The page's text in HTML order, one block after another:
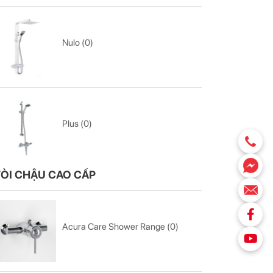
Nulo (0)
Plus (0)
CHẬU CAO CẤP
Acura Care Shower Range (0)